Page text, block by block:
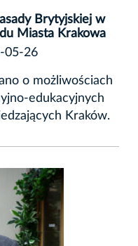
Brytyjskiej w
Miasta Krakowa
05-26
o możliwościach
edukacyjnych
Kraków.